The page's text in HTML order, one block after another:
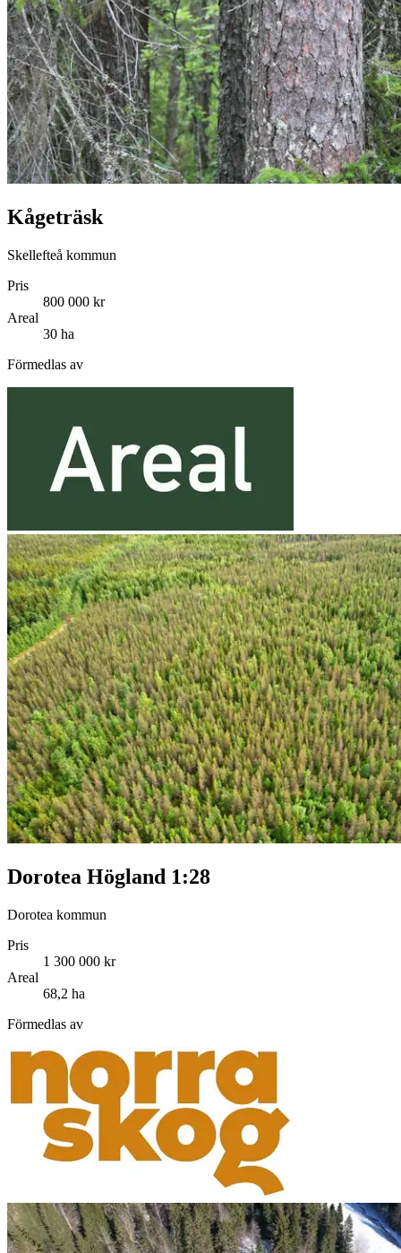
Kågeträsk
Skellefteå kommun
Pris
800 000 kr
Areal
30 ha
Förmedlas av
Dorotea Högland 1:28
Dorotea kommun
Pris
1 300 000 kr
Areal
68,2 ha
Förmedlas av